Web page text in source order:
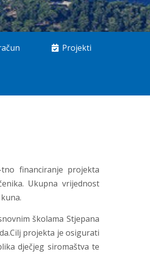
Projekti
financiranje projekta
Ukupna vrijednost
školama Stjepana
Cilj projekta je osigurati
dječjeg siromaštva te